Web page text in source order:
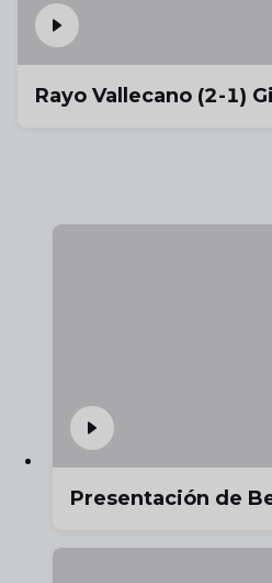
Rayo Vallecano (2-1)
Presentación de